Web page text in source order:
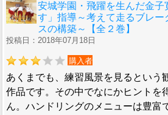
安城学園・飛躍を生んだ金
す」指導～考えて走るブレー
スの構築～【全２巻】
投稿日：2018年07月18日
購入者
あくまでも、練習風景を見るという
作品です。その中でなにかヒントを
ん。ハンドリングのメニューは豊富